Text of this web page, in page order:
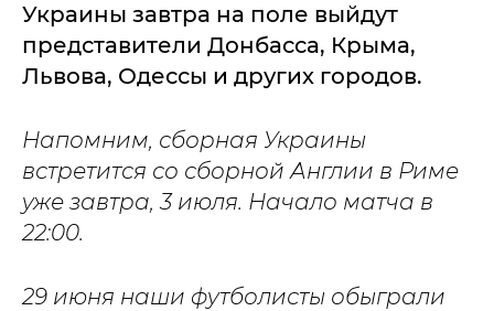
Украины завтра на поле выйдут
представители Донбасса, Крыма,
Львова, Одессы и других городов.
Напомним, сборная Украины
встретится со сборной Англии в Риме
уже завтра, 3 июля. Начало матча в
22:00.
29 июня наши футболисты обыграли